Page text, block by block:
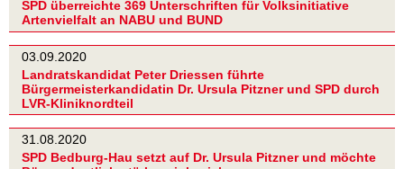
SPD überreichte 369 Unterschriften für Volksinitiative
Artenvielfalt an NABU und BUND
03.09.2020
Landratskandidat Peter Driessen führte
Bürgermeisterkandidatin Dr. Ursula Pitzner und SPD durch
LVR-Kliniknordteil
31.08.2020
SPD Bedburg-Hau setzt auf Dr. Ursula Pitzner und möchte